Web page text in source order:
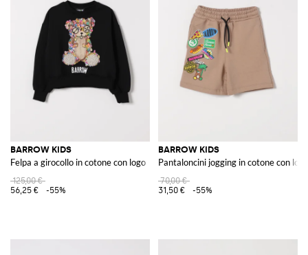
BARROW KIDS
Felpa a girocollo in cotone con logo
125,00 €
56,25 €
-55%
BARROW KIDS
Pantaloncini jogging in cotone con logo
70,00 €
31,50 €
-55%